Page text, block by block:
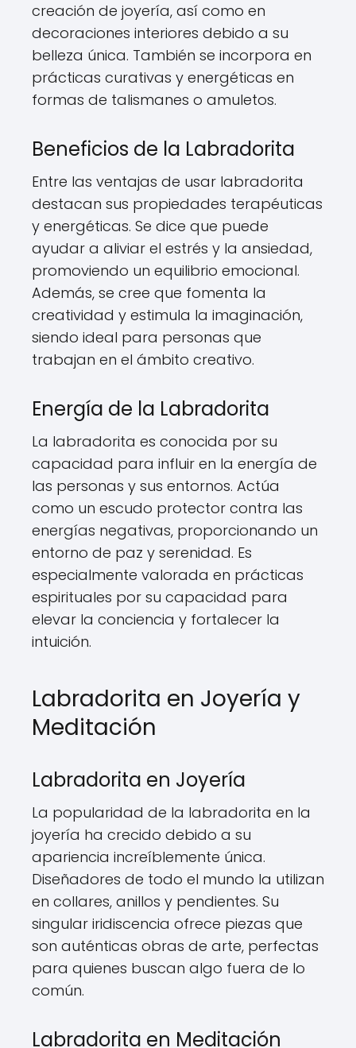
creación de joyería, así como en
decoraciones interiores debido a su
belleza única. También se incorpora en
prácticas curativas y energéticas en
formas de talismanes o amuletos.
Beneficios de la Labradorita
Entre las ventajas de usar labradorita
destacan sus propiedades terapéuticas
y energéticas. Se dice que puede
ayudar a aliviar el estrés y la ansiedad,
promoviendo un equilibrio emocional.
Además, se cree que fomenta la
creatividad y estimula la imaginación,
siendo ideal para personas que
trabajan en el ámbito creativo.
Energía de la Labradorita
La labradorita es conocida por su
capacidad para influir en la energía de
las personas y sus entornos. Actúa
como un escudo protector contra las
energías negativas, proporcionando un
entorno de paz y serenidad. Es
especialmente valorada en prácticas
espirituales por su capacidad para
elevar la conciencia y fortalecer la
intuición.
Labradorita en Joyería y
Meditación
Labradorita en Joyería
La popularidad de la labradorita en la
joyería ha crecido debido a su
apariencia increíblemente única.
Diseñadores de todo el mundo la utilizan
en collares, anillos y pendientes. Su
singular iridiscencia ofrece piezas que
son auténticas obras de arte, perfectas
para quienes buscan algo fuera de lo
común.
Labradorita en Meditación